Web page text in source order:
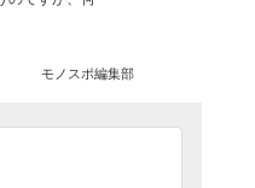
モノスポ編集部